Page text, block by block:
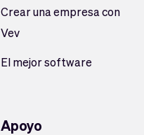
Crear una empresa con
Vev
El mejor software
Apoyo